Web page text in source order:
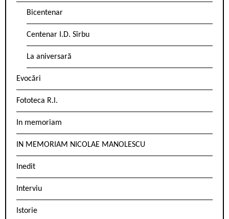
Bicentenar
Centenar I.D. Sîrbu
La aniversară
Evocări
Fototeca R.l.
In memoriam
IN MEMORIAM NICOLAE MANOLESCU
Inedit
Interviu
Istorie